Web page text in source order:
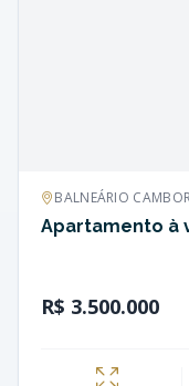
BALNEÁRIO
Apartamento à
R$ 3.500.000